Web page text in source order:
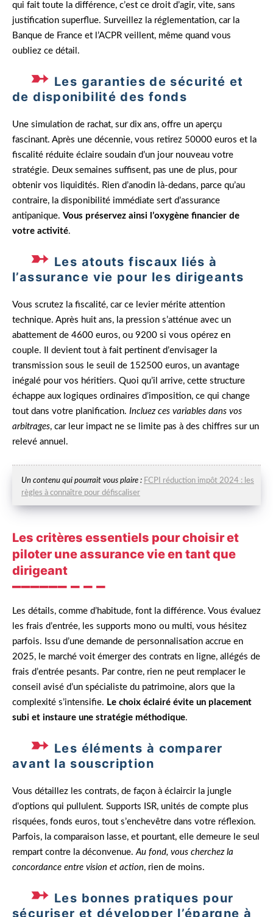
qui fait toute la différence, c’est ce droit d’agir, vite, sans
justification superflue. Surveillez la réglementation, car la
Banque de France et l’ACPR veillent, même quand vous
oubliez ce détail.
Les garanties de sécurité et
de disponibilité des fonds
Une simulation de rachat, sur dix ans, offre un aperçu
fascinant. Après une décennie, vous retirez 50000 euros et la
fiscalité réduite éclaire soudain d’un jour nouveau votre
stratégie. Deux semaines suffisent, pas une de plus, pour
obtenir vos liquidités. Rien d’anodin là-dedans, parce qu’au
contraire, la disponibilité immédiate sert d’assurance
antipanique. Vous préservez ainsi l’oxygène financier de
votre activité.
Les atouts fiscaux liés à
l’assurance vie pour les dirigeants
Vous scrutez la fiscalité, car ce levier mérite attention
technique. Après huit ans, la pression s’atténue avec un
abattement de 4600 euros, ou 9200 si vous opérez en
couple. Il devient tout à fait pertinent d’envisager la
transmission sous le seuil de 152500 euros, un avantage
inégalé pour vos héritiers. Quoi qu’il arrive, cette structure
échappe aux logiques ordinaires d’imposition, ce qui change
tout dans votre planification. Incluez ces variables dans vos
arbitrages, car leur impact ne se limite pas à des chiffres sur un
relevé annuel.
Un contenu qui pourrait vous plaire : FCPI réduction impôt 2024 : les
règles à connaître pour défiscaliser
Les critères essentiels pour choisir et
piloter une assurance vie en tant que
dirigeant
Les détails, comme d’habitude, font la différence. Vous évaluez
les frais d’entrée, les supports mono ou multi, vous hésitez
parfois. Issu d’une demande de personnalisation accrue en
2025, le marché voit émerger des contrats en ligne, allégés de
frais d’entrée pesants. Par contre, rien ne peut remplacer le
conseil avisé d’un spécialiste du patrimoine, alors que la
complexité s’intensifie. Le choix éclairé évite un placement
subi et instaure une stratégie méthodique.
Les éléments à comparer
avant la souscription
Vous détaillez les contrats, de façon à éclaircir la jungle
d’options qui pullulent. Supports ISR, unités de compte plus
risquées, fonds euros, tout s’enchevêtre dans votre réflexion.
Parfois, la comparaison lasse, et pourtant, elle demeure le seul
rempart contre la déconvenue. Au fond, vous cherchez la
concordance entre vision et action, rien de moins.
Les bonnes pratiques pour
sécuriser et développer l’épargne à